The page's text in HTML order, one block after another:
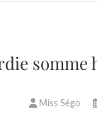
somme
Miss Ségo